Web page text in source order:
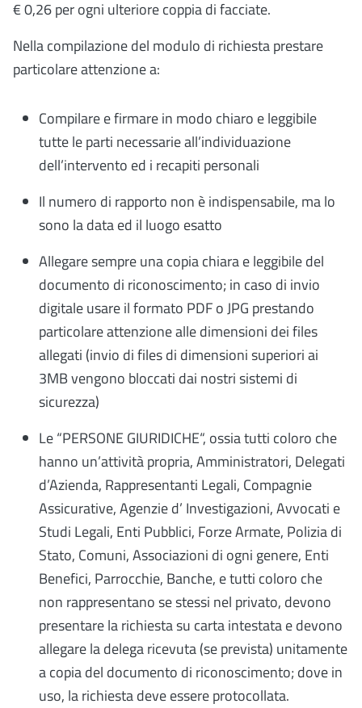
€ 0,26 per ogni ulteriore coppia di facciate.
Nella compilazione del modulo di richiesta prestare
particolare attenzione a:
Compilare e firmare in modo chiaro e leggibile
tutte le parti necessarie all’individuazione
dell’intervento ed i recapiti personali
Il numero di rapporto non è indispensabile, ma lo
sono la data ed il luogo esatto
Allegare sempre una copia chiara e leggibile del
documento di riconoscimento; in caso di invio
digitale usare il formato PDF o JPG prestando
particolare attenzione alle dimensioni dei files
allegati (invio di files di dimensioni superiori ai
3MB vengono bloccati dai nostri sistemi di
sicurezza)
Le “PERSONE GIURIDICHE“, ossia tutti coloro che
hanno un’attività propria, Amministratori, Delegati
d’Azienda, Rappresentanti Legali, Compagnie
Assicurative, Agenzie d’ Investigazioni, Avvocati e
Studi Legali, Enti Pubblici, Forze Armate, Polizia di
Stato, Comuni, Associazioni di ogni genere, Enti
Benefici, Parrocchie, Banche, e tutti coloro che
non rappresentano se stessi nel privato, devono
presentare la richiesta su carta intestata e devono
allegare la delega ricevuta (se prevista) unitamente
a copia del documento di riconoscimento; dove in
uso, la richiesta deve essere protocollata.